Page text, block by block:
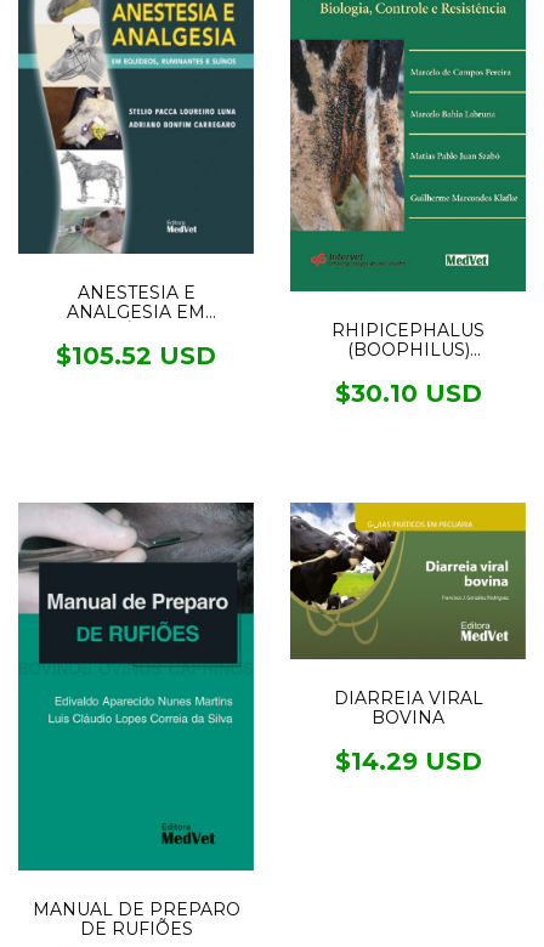
ANESTESIA E
ANALGESIA EM
RUMINANTES E SUÍNOS
$105.52 USD
RHIPICEPHALUS
(BOOPHILUS)
CONTROLE E
RESISTÊNCIA
$30.10 USD
MANUAL DE PREPARO
DE RUFIÕES
DIARREIA VIRAL
BOVINA
$14.29 USD